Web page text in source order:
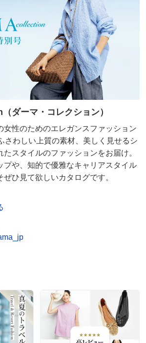
ダーマ・コレクション）
女性のためのエレガンスファッション
さわしい上質の素材、美しく見せるシ
たスタイルのファッションをお届け。
プや、知的で優雅なキャリアスタイル
ぜひ見て欲しいカタログです。